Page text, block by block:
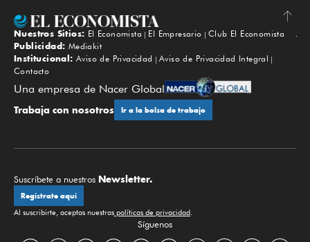
Subir
Nuestros Sitios: El Economista El Empresario
Club El Economista
Publicidad: Mediakit
Institucional: Aviso de Privacidad
Aviso de Privacidad Integral
Contacto
Una empresa de Nacer Global
Trabaja con nosotros Ir a la bolsa de trabajo
Suscríbete a nuestros Newsletter.
Regístrate aquí
Al suscribirte, aceptas nuestras políticas de privacidad.
Síguenos